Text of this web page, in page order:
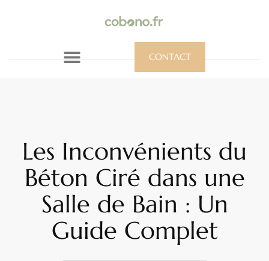
CONTACT
Les Inconvénients du
Béton Ciré dans une
Salle de Bain : Un
Guide Complet